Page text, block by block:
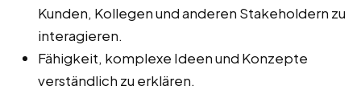
Kunden, Kollegen und anderen Stakeholdern zu
interagieren.
Fähigkeit, komplexe Ideen und Konzepte
verständlich zu erklären.